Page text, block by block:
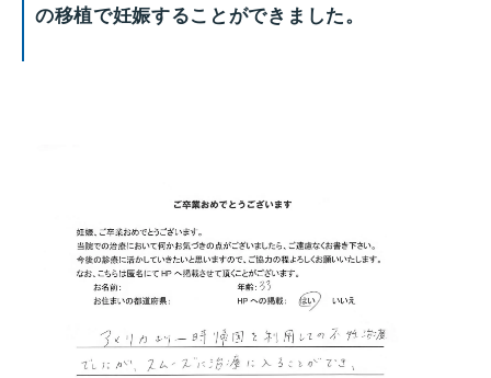
の移植で妊娠することができました。